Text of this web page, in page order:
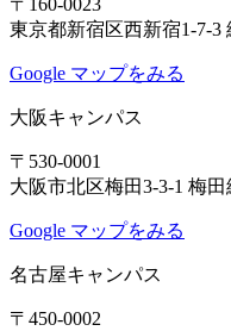
東京都新宿区西新宿1-7-3
Google マップをみる
大阪キャンパス
〒530-0001
大阪市北区梅田3-3-1 梅
Google マップをみる
名古屋キャンパス
〒450-0002